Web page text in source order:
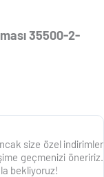
35500-2-
size özel indirimler
geçmenizi öneririz.
bekliyoruz!